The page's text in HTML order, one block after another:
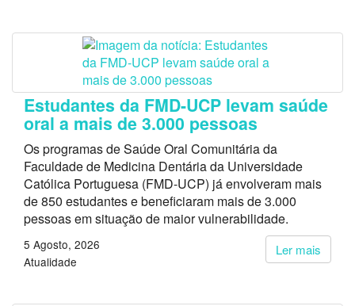
Estudantes da FMD-UCP levam saúde
oral a mais de 3.000 pessoas
Os programas de Saúde Oral Comunitária da
Faculdade de Medicina Dentária da Universidade
Católica Portuguesa (FMD-UCP) já envolveram mais
de 850 estudantes e beneficiaram mais de 3.000
pessoas em situação de maior vulnerabilidade.
Ler mais
5 Agosto, 2026
Atualidade